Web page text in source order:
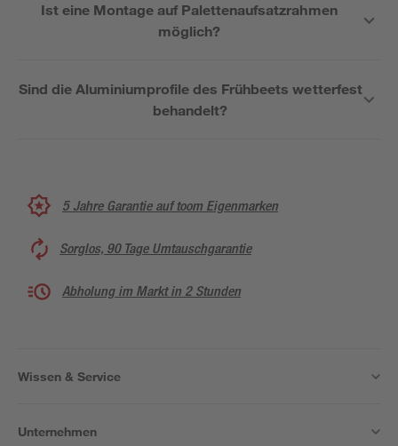
Ist eine Montage auf Palettenaufsatzrahmen
möglich?
Sind die Aluminiumprofile des Frühbeets wetterfest
behandelt?
5 Jahre Garantie auf toom Eigenmarken
Sorglos, 90 Tage Umtauschgarantie
Abholung im Markt in 2 Stunden
Wissen & Service
Unternehmen